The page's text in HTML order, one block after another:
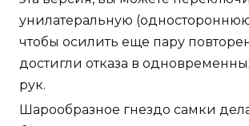
унилатеральную
чтобы осилить еще пару
достигли отказа в
рук.
Шарообразное гнездо самки